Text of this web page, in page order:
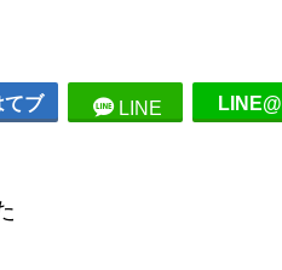
てブ LINE LINE@